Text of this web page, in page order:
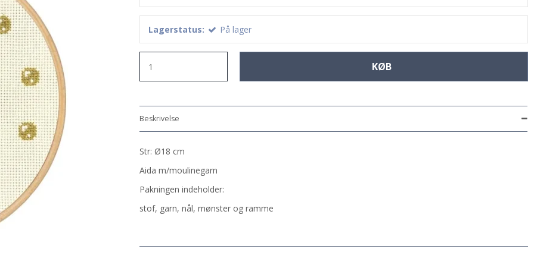
Lagerstatus: På lager
KØB
Beskrivelse
Str: Ø18 cm
Aida m/moulinegarn
Pakningen indeholder:
stof, garn, nål, mønster og ramme